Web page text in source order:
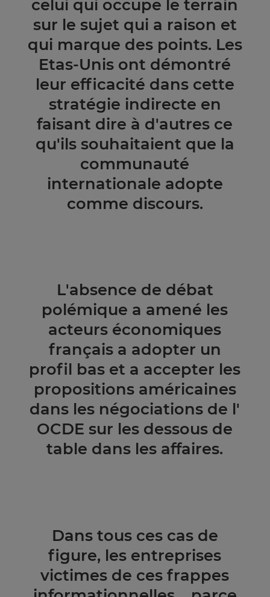
celui qui occupe le terrain
sur le sujet qui a raison et
qui marque des points. Les
Etas-Unis ont démontré
leur efficacité dans cette
stratégie indirecte en
faisant dire à d'autres ce
qu'ils souhaitaient que la
communauté
internationale adopte
comme discours.
L'absence de débat
polémique a amené les
acteurs économiques
français a adopter un
profil bas et a accepter les
propositions américaines
dans les négociations de l'
OCDE sur les dessous de
table dans les affaires.
Dans tous ces cas de
figure, les entreprises
victimes de ces frappes